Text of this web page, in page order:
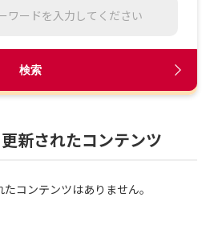
検索
新されたコンテンツ
コンテンツはありません。